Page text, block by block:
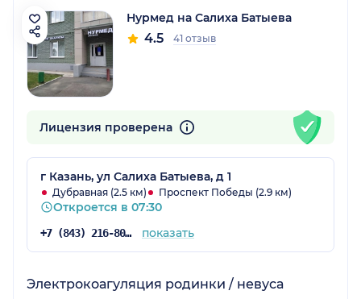
Нурмед на Салиха Батыева
4.5 41 отзыв
Лицензия проверена
г Казань, ул Салиха Батыева, д 1
Дубравная (2.5 км) Проспект Победы (2.9 км)
Откроется в 07:30
+7 (843) 216-80-18 показать
Электрокоагуляция родинки / невуса